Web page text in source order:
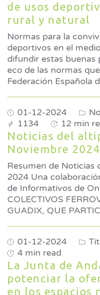
de usos
rural y natural
Normas para la
deportivos en el
difundir estas buenas
eco de las normas
Federación Española d
01-12-2024
1134
12 min
Noticias del
Noviembre 2024
Resumen de Noticias
2024 Una colaboración de Javier Fernández, Jefe
de Informativos de
COLECTIVOS
GUADIX, QUE
01-12-2024
4 min read
La Junta de
potenciar la
en los espacios